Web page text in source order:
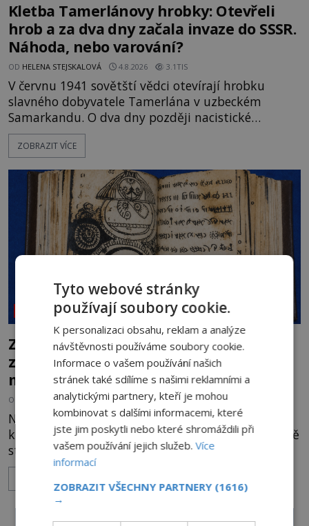
Kletba Tamerlánovy hrobky: Otevřeli
hrob a za dva dny začala invaze do SSSR.
Náhoda, nebo varování?
OD HELENA STEJSKALOVÁ 4.8.2026 3.1TIS
V červnu 1941 sovětští vědci otevírají hrobku
slavného dobyvatele Tamerlána v uzbeckém
Samarkandu. O dva dny později nacistické
Německo zahajuje operaci Barbarossa a napadá
Sovětský svaz. Shoda dat je natolik zarážející, že se
na legendě něco pravdy, nebo jde jen o fascinující
souhru okolností? Když antropolog Michail
Gerasimov (1907-1970) a
ZOBRAZIT VÍCE
NEOBJASNĚNÉ UDÁLOSTI
Záhada Rohoncského kodexu: Ukrývá
zapomenutý jazyk, tajnou šifru, nebo
mistrovský podvrh?
OD HELENA STEJSKALOVÁ 3.8.2026 3.1TIS
Na první pohled připomíná obyčejnou starou
knihu. Jakmile ji však otevřete, ocitnete se ve světě
stovek neznámých znaků, podivných ilustrací a
textu, který už téměř dvě století vzdoruje všem
pokusům o rozluštění. Rohoncský kodex patří mezi
největší záhady evropských dějin a dodnes nikdo s
jistotou neví, kdo jej napsal, kdy vznikl ani co
Tyto webové stránky
používají soubory cookie.
K personalizaci obsahu, reklam a analýze
návštěvnosti používáme soubory cookie.
Informace o vašem používání našich
stránek také sdílíme s našimi reklamními a
analytickými partnery, kteří je mohou
kombinovat s dalšími informacemi, které
jste jim poskytli nebo které shromáždili při
vašem používání jejich služeb.Více
informací
ZOBRAZIT VŠECHNY PARTNERY (1616)
→